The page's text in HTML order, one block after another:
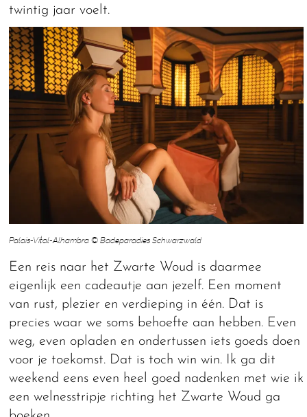
twintig jaar voelt.
Palais-Vital-Alhambra © Badeparadies Schwarzwald
Een reis naar het Zwarte Woud is daarmee
eigenlijk een cadeautje aan jezelf. Een moment
van rust, plezier en verdieping in één. Dat is
precies waar we soms behoefte aan hebben. Even
weg, even opladen en ondertussen iets goeds doen
voor je toekomst. Dat is toch win win. Ik ga dit
weekend eens even heel goed nadenken met wie ik
een welnesstripje richting het Zwarte Woud ga